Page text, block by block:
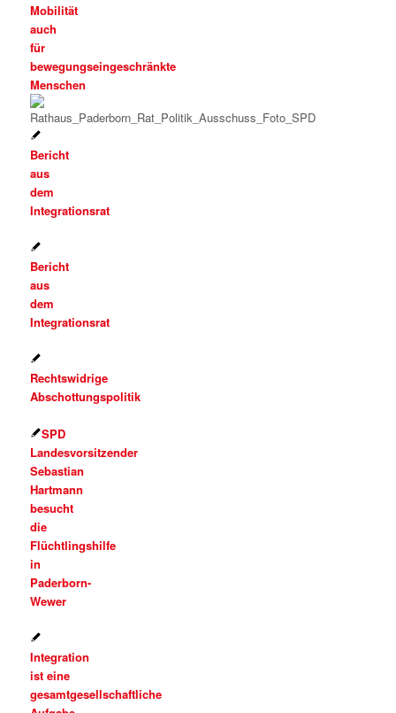
Mobilität
auch
für
bewegungseingeschränkte
Menschen
Bericht
aus
dem
Integrationsrat
Bericht
aus
dem
Integrationsrat
Rechtswidrige
Abschottungspolitik
SPD
Landesvorsitzender
Sebastian
Hartmann
besucht
die
Flüchtlingshilfe
in
Paderborn-
Wewer
Integration
ist eine
gesamtgesellschaftliche